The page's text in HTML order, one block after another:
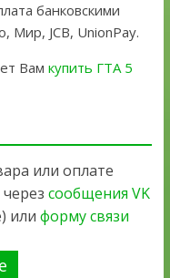
банковскими
Мир, JCB, UnionPay.
Вам купить ГТА 5
или оплате
сообщения VK
или форму связи